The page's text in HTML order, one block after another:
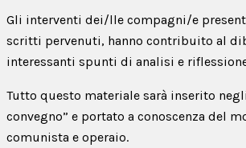
Gli interventi dei/lle compagni/e
scritti pervenuti, hanno contribuito al
interessanti spunti di analisi e
Tutto questo materiale sarà inserito
convegno” e portato a conoscenza del
comunista e operaio.